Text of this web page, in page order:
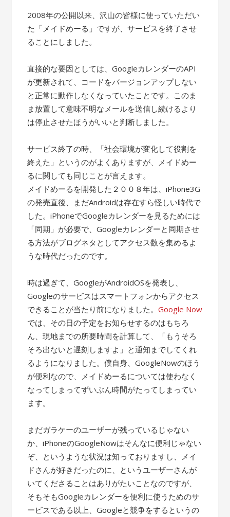
2008年の公開以来、沢山の皆様に使っていただい
た「メイドめーる」ですが、サービスを終了させ
ることにしました。
直接的な要因としては、GoogleカレンダーのAPI
が更新されて、コードをバージョンアップしない
と正常に動作しなくなっていたことです。このま
ま放置して意味不明なメールを送信し続けるより
は停止させたほうがいいと判断しました。
サービス終了の時、「社会環境が変化して役割を
終えた」というのがよくありますが、メイドめー
るに関しても同じことが言えます。
メイドめーるを開発した２００８年は、iPhone3G
の発売直後、まだAndroidは存在すら怪しい時代で
した。iPhoneでGoogleカレンダーを見るためには
「同期」が必要で、Googleカレンダーと同期させ
る方法がブログネタとしてアクセス数を集めるよ
うな時代だったのです。
時は過ぎて、GoogleがAndroidOSを発表し、
Googleのサービスはスマートフォンからアクセス
できることが当たり前になりました。Google Now
では、その日の予定をお知らせするのはもちろ
ん、現地までの所要時間を計算して、「もうそろ
そろ出ないと遅刻しますよ」と通知までしてくれ
るようになりました。僕自身、GoogleNowのほう
が便利なので、メイドめーるについては使わなく
なってしまってずいぶん時間がたってしまってい
ます。
まだガラケーのユーザーが残っているじゃない
か、iPhoneのGoogleNowはそんなに便利じゃない
ぞ、というような状況は知っておりますし、メイ
ドさんが好きだったのに、というユーザーさんが
いてくださることはありがたいことなのですが、
そもそもGoogleカレンダーを便利に使うためのサ
ービスである以上、Googleと競争をするというの